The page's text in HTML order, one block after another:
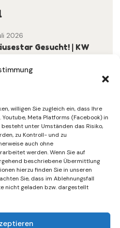
willigen Sie zugleich ein, dass Ihre
Meta Platforms (Facebook) in
unter Umständen das Risiko,
zu Kontroll- und zu
auch ohne
werden. Wenn Sie auf
beschriebene Übermittlung
hierzu finden Sie in unseren
Sie, dass im Ablehnungsfall
nicht geladen bzw. dargestellt
Gesucht! | KW
2026
| KW 31/…
2026
Friedensgebet
…
2026